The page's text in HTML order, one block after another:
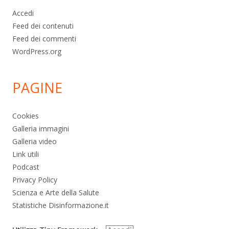
Accedi
Feed dei contenuti
Feed dei commenti
WordPress.org
PAGINE
Cookies
Galleria immagini
Galleria video
Link utili
Podcast
Privacy Policy
Scienza e Arte della Salute
Statistiche Disinformazione.it